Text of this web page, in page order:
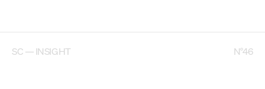
SC — INSIGHT N°46